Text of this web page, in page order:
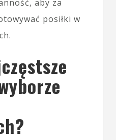
aby za
posiłki w